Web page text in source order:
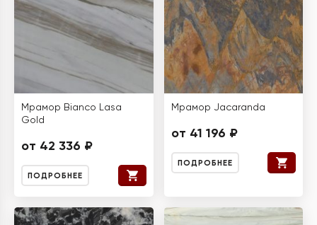
Мрамор Bianco Lasa
Gold
от 42 336 ₽
ПОДРОБНЕЕ
Мрамор Jacaranda
от 41 196 ₽
ПОДРОБНЕЕ